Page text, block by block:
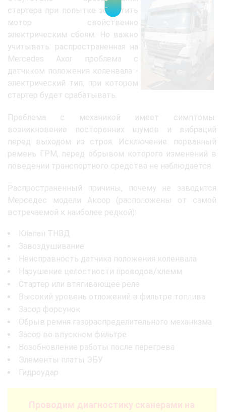
стартера при попытке запустить
мотор свойственно
электрическим сбоям. Но важно
учитывать: распространенная на
Mercedes Axor проблема с
датчиком положения коленвала -
электрический тип, при котором
стартер будет срабатывать.
Проблема с механикой имеет симптомы:
возникновение посторонних шумов и вибраций
перед выходом из строя. Исключение: порванный
ремень ГРМ, перед обрывом которого изменений в
поведении транспортного средства не наблюдается.
Распространенный причины, почему не заводится
Мерседес модели Аксор (расположены от самой
встречаемой к наиболее редкой):
Клапан ТНВД
Завоздушивание
Неисправность датчика положения коленвала
Нарушение целостности проводов/клемм
Стартер или втягивающее реле
Высокий уровень отложений в фильтре топлива
Засор форсунок
Обрыв ремня газораспределительного механизма
Засор во впускном фильтре
Возобновление работы после перегрева
Элементы платы ЭБУ
Гидроудар
Проводим диагностику сканерами на